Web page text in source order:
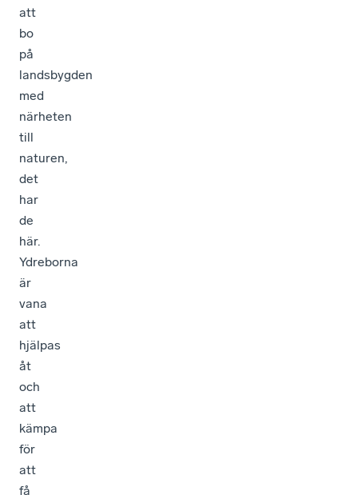
att
bo
på
landsbygden
med
närheten
till
naturen,
det
har
de
här.
Ydreborna
är
vana
att
hjälpas
åt
och
att
kämpa
för
att
få